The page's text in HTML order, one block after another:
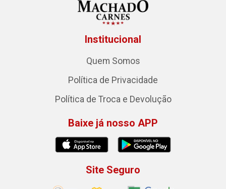
Institucional
Quem Somos
Política de Privacidade
Política de Troca e Devolução
Baixe já nosso APP
Site Seguro